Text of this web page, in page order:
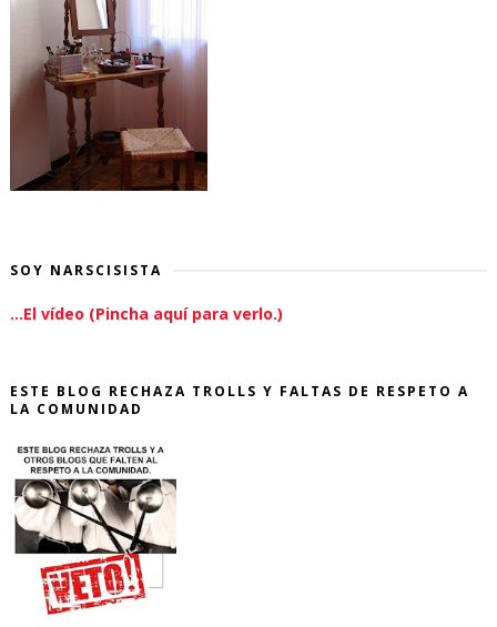
SOY NARSCISISTA
...El vídeo (Pincha aquí para verlo.)
ESTE BLOG RECHAZA TROLLS Y FALTAS DE RESPETO A
LA COMUNIDAD